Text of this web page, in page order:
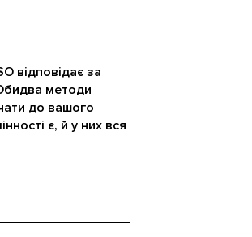
відповідає за
методи
до вашого
є, й у них вся